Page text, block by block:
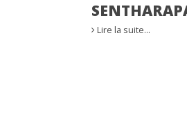
Lire la suite…